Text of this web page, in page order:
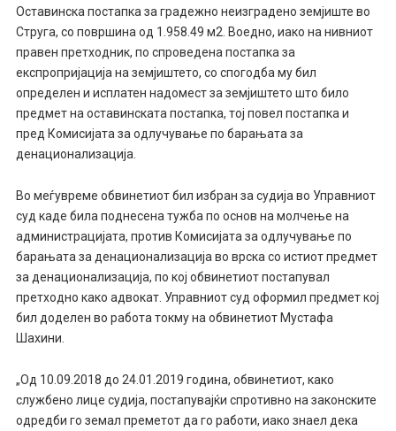
Оставинска постапка за градежно неизградено земјиште во
Струга, со површина од 1.958.49 м2. Воедно, иако на нивниот
правен претходник, по спроведена постапка за
експропријација на земјиштето, со спогодба му бил
определен и исплатен надомест за земјиштето што било
предмет на оставинската постапка, тој повел постапка и
пред Комисијата за одлучување по барањата за
денационализација.
Во меѓувреме обвинетиот бил избран за судија во Управниот
суд каде била поднесена тужба по основ на молчење на
администрацијата, против Комисијата за одлучување по
барањата за денационализација во врска со истиот предмет
за денационализација, по кој обвинетиот постапувал
претходно како адвокат. Управниот суд оформил предмет кој
бил доделен во работа токму на обвинетиот Мустафа
Шахини.
„Од 10.09.2018 до 24.01.2019 година, обвинетиот, како
службено лице судија, постапувајќи спротивно на законските
одредби го земал преметот да го работи, иако знаел дека